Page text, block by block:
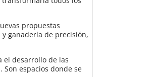
propuestas
ganadería de precisión,
el desarrollo de las
espacios donde se